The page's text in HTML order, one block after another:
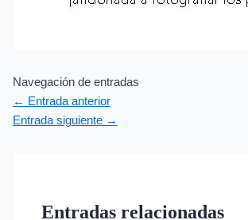
Navegación de entradas
← Entrada anterior
Entrada siguiente →
Entradas relacionadas